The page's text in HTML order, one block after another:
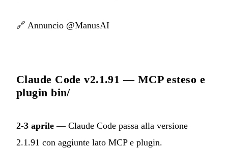
🔗 Annuncio @ManusAI
Claude Code v2.1.91 — MCP esteso e
plugin bin/
2-3 aprile — Claude Code passa alla versione
2.1.91 con aggiunte lato MCP e plugin.